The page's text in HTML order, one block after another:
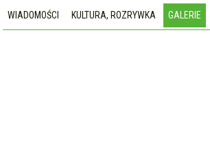
WIADOMOŚCI KULTURA, ROZRYWKA GALERIE